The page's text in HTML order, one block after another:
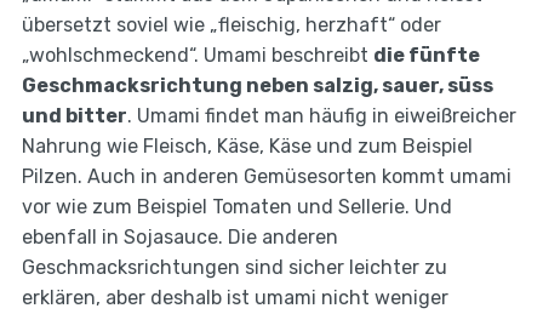
übersetzt soviel wie „fleischig, herzhaft“ oder
„wohlschmeckend“. Umami beschreibt die fünfte
Geschmacksrichtung neben salzig, sauer, süss
und bitter. Umami findet man häufig in eiweißreicher
Nahrung wie Fleisch, Käse, Käse und zum Beispiel
Pilzen. Auch in anderen Gemüsesorten kommt umami
vor wie zum Beispiel Tomaten und Sellerie. Und
ebenfall in Sojasauce. Die anderen
Geschmacksrichtungen sind sicher leichter zu
erklären, aber deshalb ist umami nicht weniger